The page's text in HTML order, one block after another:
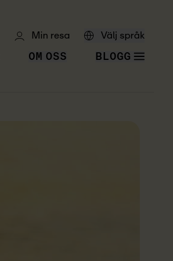
Min resa Välj språk
OM OSS BLOGG